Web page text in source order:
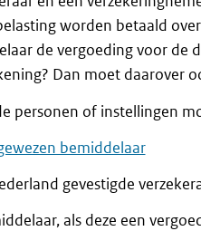
worden betaald
de vergoeding voor de
Dan moet daarover
personen of instellingen
bemiddelaar
gevestigde
als deze een